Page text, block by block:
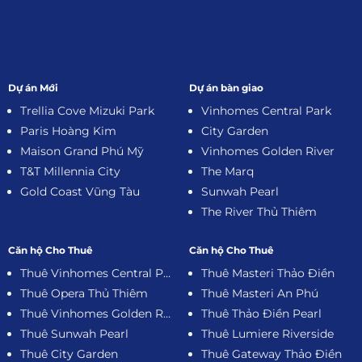
Dự án Mới
Trellia Cove Mizuki Park
Paris Hoàng Kim
Maison Grand Phú Mỹ
T&T Millennia City
Gold Coast Vũng Tàu
Dự án bàn giao
Vinhomes Central Park
City Garden
Vinhomes Golden River
The Marq
Sunwah Pearl
The River Thủ Thiêm
Căn hộ Cho Thuê
Thuê Vinhomes Central Park
Thuê Opera Thủ Thiêm
Thuê Vinhomes Golden River
Thuê Sunwah Pearl
Thuê City Garden
Căn hộ Cho Thuê
Thuê Masteri Thảo Điền
Thuê Masteri An Phú
Thuê Thảo Điền Pearl
Thuê Lumiere Riverside
Thuê Gateway Thảo Điền